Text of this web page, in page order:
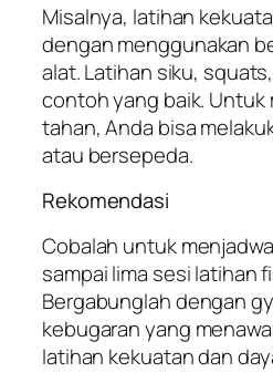
Misalnya, latihan
dengan menggunakan
alat. Latihan siku,
contoh yang baik. Untuk
tahan, Anda bisa
atau bersepeda.
Rekomendasi
Cobalah untuk
sampai lima sesi latihan
Bergabunglah dengan
kebugaran yang
latihan kekuatan dan